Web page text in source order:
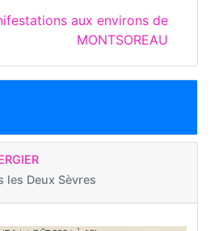
aux environs de
MONTSOREAU
les Deux Sèvres